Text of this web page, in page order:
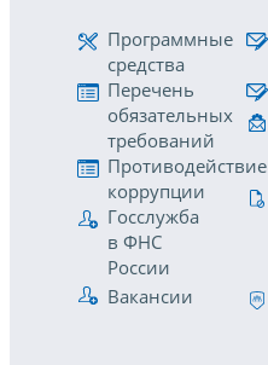
Программные
средства
Перечень
обязательных
требований
Противодействие
коррупции
Госслужба
в ФНС
России
Вакансии